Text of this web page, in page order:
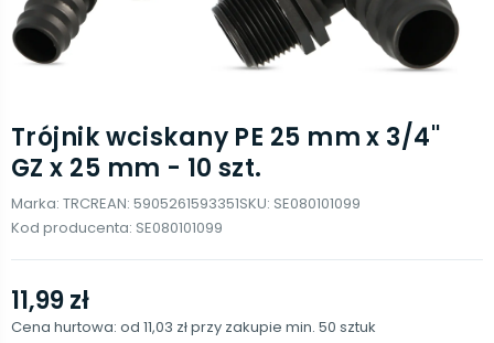
Trójnik wciskany PE 25 mm x 3/4''
GZ x 25 mm - 10 szt.
Marka: TRCREAN: 5905261593351SKU: SE080101099
Kod producenta: SE080101099
11,99 zł
Cena hurtowa: od 11,03 złprzy zakupie min. 50 sztuk